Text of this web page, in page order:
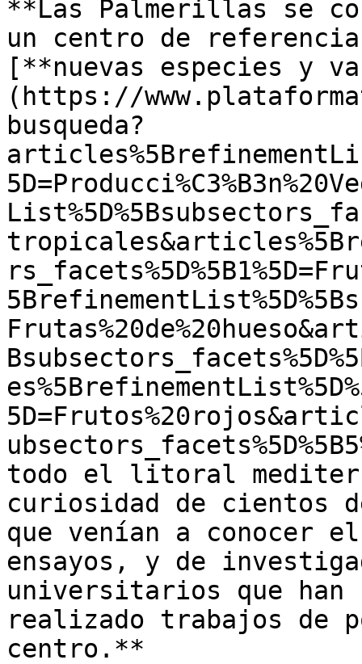
**Las Palmerillas se
un centro de
[**nuevas especies y
(https://
busqueda?
todo el litoral
curiosidad de cientos
que venían a conocer
ensayos, y de
universitarios que han
realizado trabajos de
centro.**